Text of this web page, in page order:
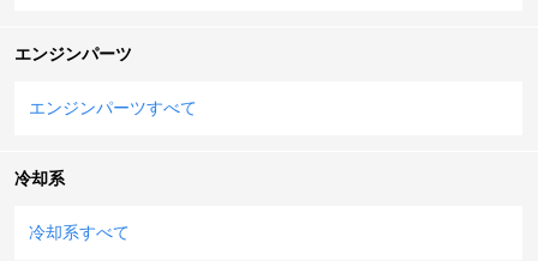
エンジンパーツ
エンジンパーツすべて
冷却系
冷却系すべて